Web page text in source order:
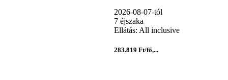
2026-08-07-tól
7 éjszaka
Ellátás: All inclusive
283.819 Ft/fő,...